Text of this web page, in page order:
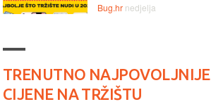
Bug.hr nedjelja
TRENUTNO NAJPOVOLJNIJE
CIJENE NA TRŽIŠTU